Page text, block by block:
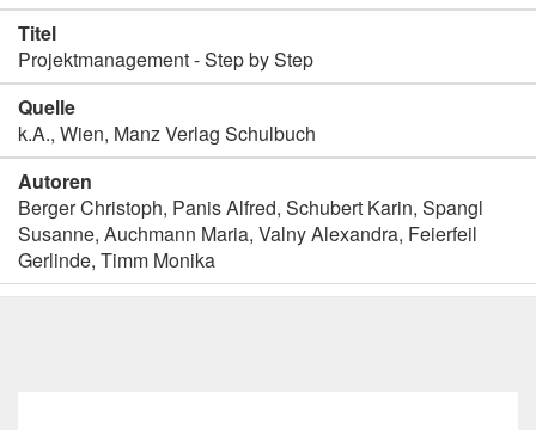
Titel
Projektmanagement - Step by Step
Quelle
k.A., Wien, Manz Verlag Schulbuch
Autoren
Berger Christoph, Panis Alfred, Schubert Karin, Spangl
Susanne, Auchmann Maria, Valny Alexandra, Feierfeil
Gerlinde, Timm Monika